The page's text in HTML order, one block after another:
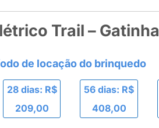
Trail – Gatinha
28 dias: R$
209,00
56 dias: R$
408,00